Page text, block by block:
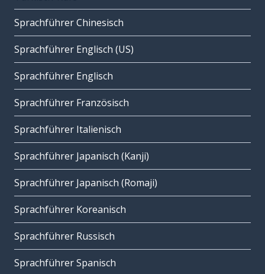
Sprachführer Chinesisch
Sprachführer Englisch (US)
Sprachführer Englisch
Sprachführer Französisch
Sprachführer Italienisch
Sprachführer Japanisch (Kanji)
Sprachführer Japanisch (Romaji)
Sprachführer Koreanisch
Sprachführer Russisch
Sprachführer Spanisch